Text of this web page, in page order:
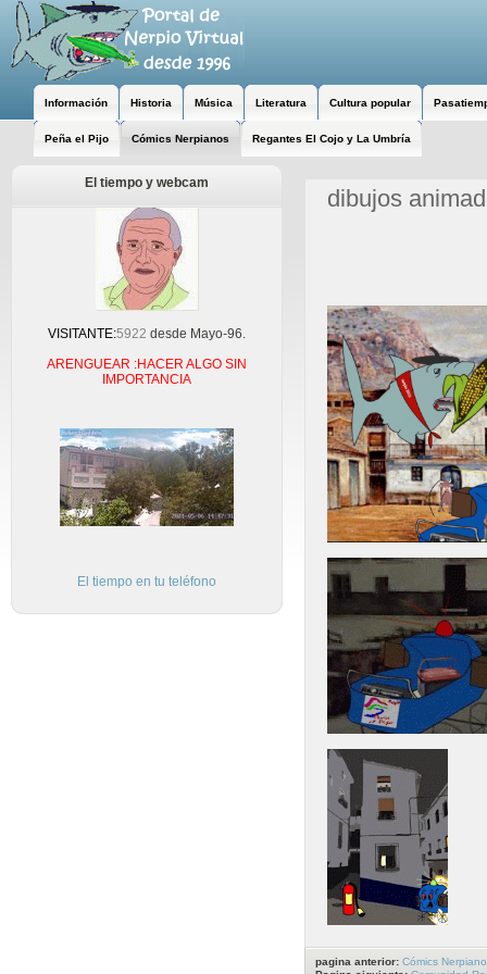
Información Historia Música Literatura Cultura popular
Peña el Pijo Cómics Nerpianos Regantes El Cojo y La Umbría
El tiempo y webcam
VISITANTE:5922 desde Mayo-96.
ARENGUEAR :HACER ALGO SIN
IMPORTANCIA
El tiempo en tu teléfono
dibujos
pagina anterior: Cómics